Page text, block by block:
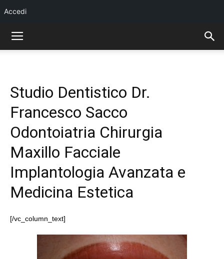
Studio Dentistico Dr.
Francesco Sacco
Odontoiatria Chirurgia
Maxillo Facciale
Implantologia Avanzata e
Medicina Estetica
[/vc_column_text]
Accedi